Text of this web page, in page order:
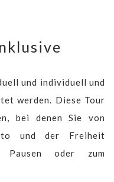
und individuell und
werden. Diese Tour
bei denen Sie von
und der Freiheit
oder zum